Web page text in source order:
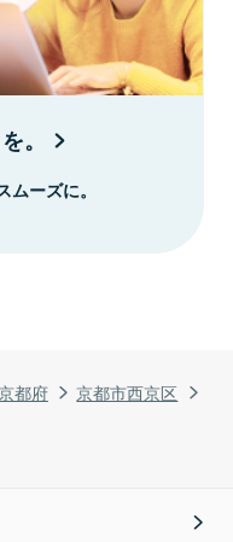
都府
京都市西京区
。
ーズに。